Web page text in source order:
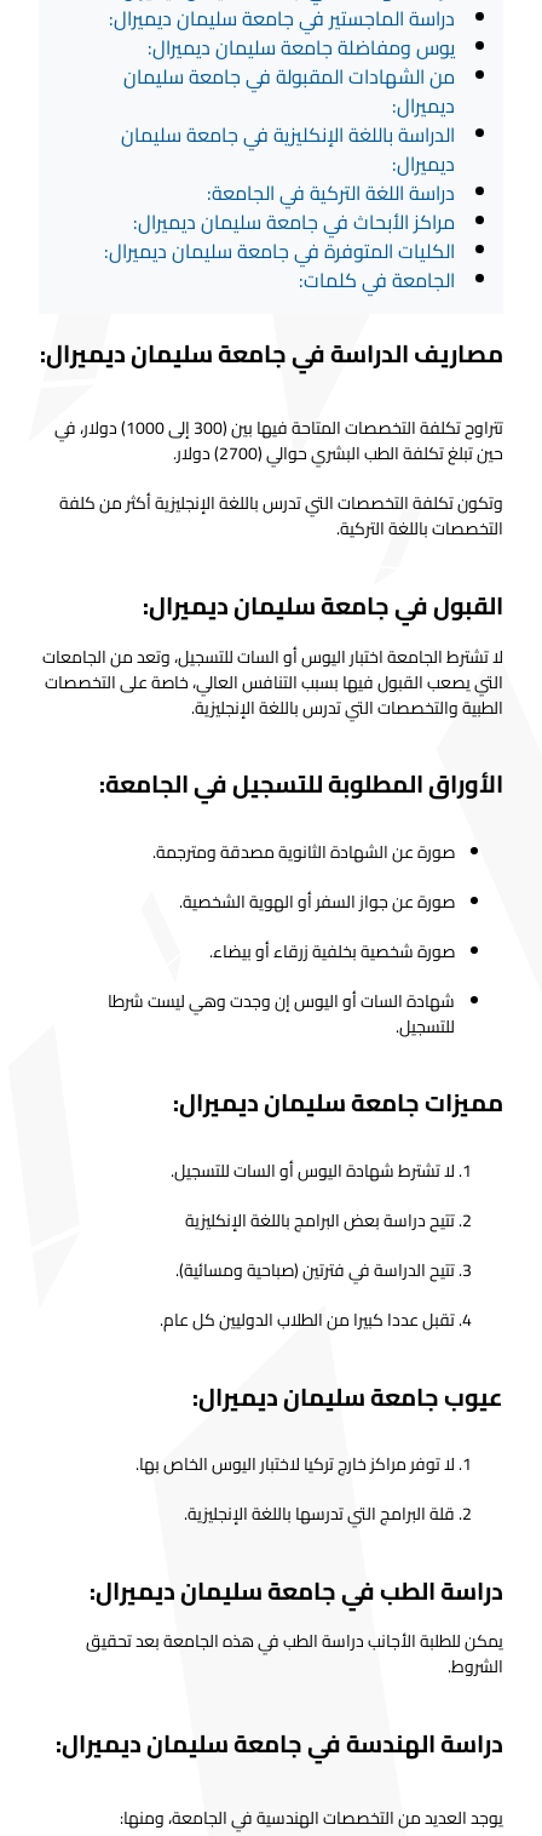
دراسة الماجستير في جامعة سليمان ديميرال:
يوس ومفاضلة جامعة سليمان ديميرال:
من الشهادات المقبولة في جامعة سليمان
ديميرال:
الدراسة باللغة الإنكليزية في جامعة سليمان
ديميرال:
دراسة اللغة التركية في الجامعة:
مراكز الأبحاث في جامعة سليمان ديميرال:
الكليات المتوفرة في جامعة سليمان ديميرال:
الجامعة في كلمات:
مصاريف الدراسة في جامعة سليمان ديميرال:
تتراوح تكلفة التخصصات المتاحة فيها بين (300 إلى 1000) دولار، في
حين تبلغ تكلفة الطب البشري حوالي (2700) دولار.
وتكون تكلفة التخصصات التي تدرس باللغة الإنجليزية أكثر من كلفة
التخصصات باللغة التركية.
القبول في جامعة سليمان ديميرال:
لا تشترط الجامعة اختبار اليوس أو السات للتسجيل، وتعد من الجامعات
التي يصعب القبول فيها بسبب التنافس العالي، خاصة على التخصصات
الطبية والتخصصات التي تدرس باللغة الإنجليزية.
الأوراق المطلوبة للتسجيل في الجامعة:
صورة عن الشهادة الثانوية مصدقة ومترجمة.
صورة عن جواز السفر أو الهوية الشخصية.
صورة شخصية بخلفية زرقاء أو بيضاء.
شهادة السات أو اليوس إن وجدت وهي ليست شرطا
للتسجيل.
مميزات جامعة سليمان ديميرال:
لا تشترط شهادة اليوس أو السات للتسجيل.
تتيح دراسة بعض البرامج باللغة الإنكليزية
تتيح الدراسة في فترتين (صباحية ومسائية).
تقبل عددا كبيرا من الطلاب الدوليين كل عام.
عيوب جامعة سليمان ديميرال:
لا توفر مراكز خارج تركيا لاختبار اليوس الخاص بها.
قلة البرامج التي تدرسها باللغة الإنجليزية.
دراسة الطب في جامعة سليمان ديميرال:
يمكن للطلبة الأجانب دراسة الطب في هذه الجامعة بعد تحقيق
الشروط.
دراسة الهندسة في جامعة سليمان ديميرال:
يوجد العديد من التخصصات الهندسية في الجامعة، ومنها: